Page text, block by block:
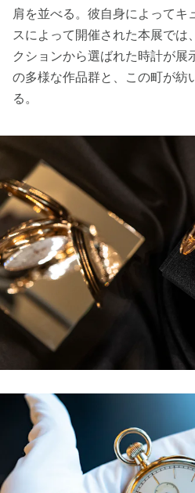
肩を並べる。彼自身によってキ
スによって開催された本展では
クションから選ばれた時計が展
の多様な作品群と、この町が紡
る。